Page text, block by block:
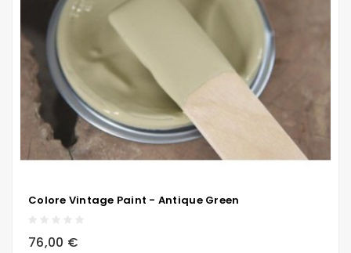
Colore Vintage Paint - Antique Green
76,00 €
local_grocery_store visibility